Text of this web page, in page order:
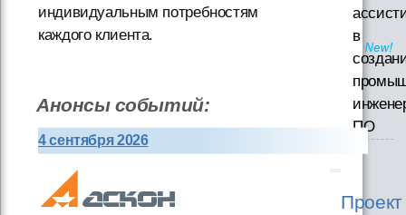
индивидуальным потребностям
каждого клиента.
Анонсы событий:
4 сентября 2026
в
ПО
Проект